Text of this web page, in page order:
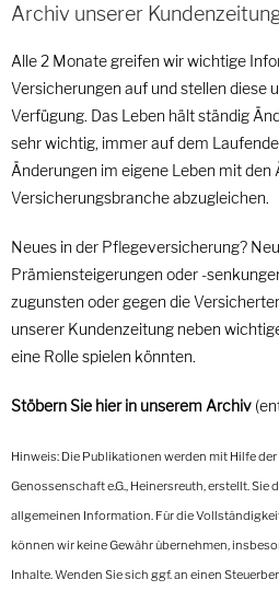
Archiv unserer
Alle 2 Monate greifen wir wichtige
Versicherungen auf und stellen diese
Verfügung. Das Leben hält ständig
sehr wichtig, immer auf dem
Änderungen im eigene Leben mit den
Versicherungsbranche abzugleichen.
Neues in der Pflegeversicherung?
Prämiensteigerungen oder -
zugunsten oder gegen die
unserer Kundenzeitung neben
eine Rolle spielen könnten.
Stöbern Sie hier in unserem Archiv
Hinweis: Die Publikationen werden mit Hilfe
Genossenschaft e.G., Heinersreuth, erstellt. Sie
allgemeinen Information. Für die
können wir keine Gewähr übernehmen,
Inhalte. Wenden Sie sich ggf. an einen